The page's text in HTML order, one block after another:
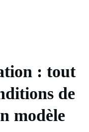
: tout
de
modèle